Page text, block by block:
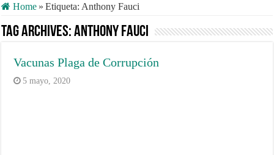
Home » Etiqueta: Anthony Fauci
Tag Archives:Anthony Fauci
Vacunas Plaga de Corrupción
5 mayo, 2020